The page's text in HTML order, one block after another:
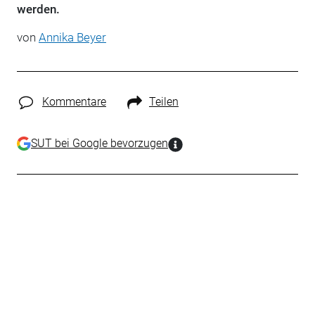
werden.
von Annika Beyer
Kommentare Teilen
SUT bei Google bevorzugen